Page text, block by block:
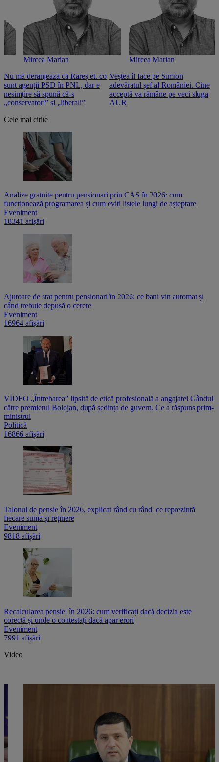
Mircea Marian
Nu mă deranjează că Rareș et. co
sunt agenții PSD în PNL, dar e
nesimțire să spună că-s
„conservatori” și „liberali”
Mircea Marian
Veștea îl face pe Simion
adevăratul șef al României. Cine
acceptă va rămâne pe veci sluga
AUR
Cele mai citite
Analize gratuite pentru pensionari prin CAS în 2026: cum
funcționează programarea și cum eviți listele lungi de așteptare
Eveniment
18341 afișări
Ajutoare de stat pentru pensionari în 2026: ce bani vin automat și
când trebuie depusă o cerere
Eveniment
16964 afișări
VIDEO „Întrebarea” lipsită de etică profesională a angajatei Gândul
către premierul Bolojan, după ședința de guvern. Ce a răspuns prim-
ministrul
Politică
16866 afișări
Talonul de pensie în 2026, explicat rând cu rând: ce reprezintă
fiecare sumă și reținere
Eveniment
9818 afișări
Recalcularea pensiei în 2026: cum verificați dacă decizia este
corectă și unde o contestați dacă apar erori
Eveniment
7991 afișări
Video